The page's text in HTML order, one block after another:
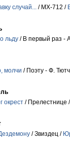
случай... / МХ-712 /
льду / В первый раз -
молчи / Поэту - Ф.
окрест / Прелестнице /
/ Звиздец /